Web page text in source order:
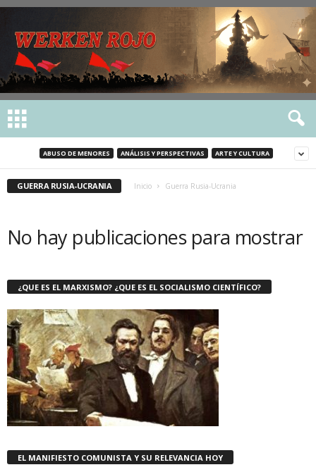
ABUSO DE MENORES ANÁLISIS Y PERSPECTIVAS ARTE Y CULTURA
GUERRA RUSIA-UCRANIA Inicio Guerra Rusia-Ucrania
No hay publicaciones para mostrar
¿QUE ES EL MARXISMO? ¿QUE ES EL SOCIALISMO CIENTÍFICO?
EL MANIFIESTO COMUNISTA Y SU RELEVANCIA HOY